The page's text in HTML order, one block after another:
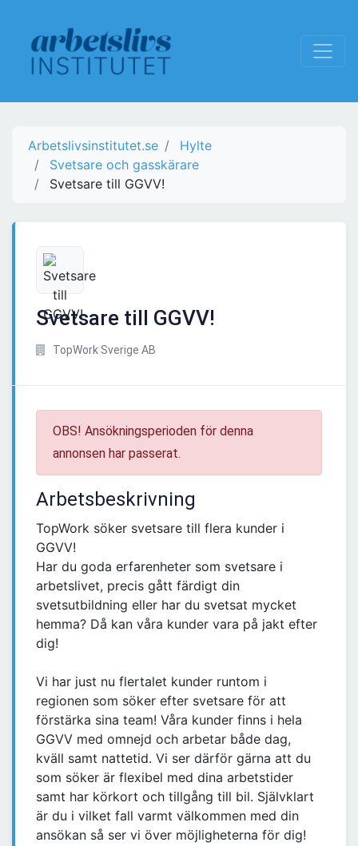
Arbetslivsinstitutet.se
Hylte
Svetsare och gasskärare
Svetsare till GGVV!
Svetsare till GGVV!
TopWork Sverige AB
OBS! Ansökningsperioden för denna
annonsen har passerat.
Arbetsbeskrivning
TopWork söker svetsare till flera kunder i
GGVV!
Har du goda erfarenheter som svetsare i
arbetslivet, precis gått färdigt din
svetsutbildning eller har du svetsat mycket
hemma? Då kan våra kunder vara på jakt efter
dig!
Vi har just nu flertalet kunder runtom i
regionen som söker efter svetsare för att
förstärka sina team! Våra kunder finns i hela
GGVV med omnejd och arbetar både dag,
kväll samt nattetid. Vi ser därför gärna att du
som söker är flexibel med dina arbetstider
samt har körkort och tillgång till bil. Självklart
är du i vilket fall varmt välkommen med din
ansökan så ser vi över möjligheterna för dig!